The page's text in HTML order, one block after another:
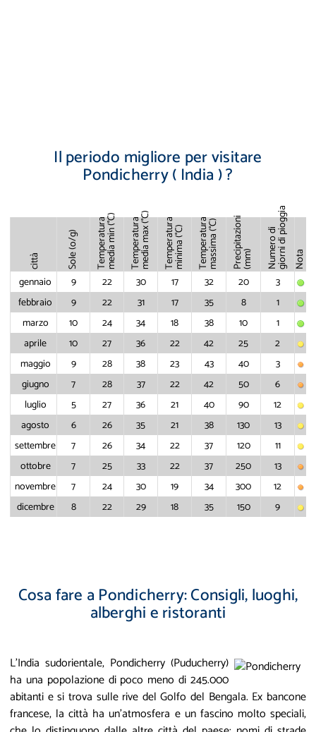
Il periodo migliore per visitare
Pondicherry ( India ) ?
città Sole (o/g) Temperaturamedia min
(°C) Temperaturamedia max
(°C) Temperaturaminima
(°C) Temperaturamassima
(°C) Precipitazioni(mm) Numero digiorni di pioggia Nota
gennaio 9 22 30 17 32 20
3
febbraio
9 22 31 17 35 8
1
marzo
10 24 34 18 38 10
1
aprile
10 27 36 22 42 25
2
maggio
9 28 38 23 43 40
3
giugno
7 28 37 22 42 50
6
luglio
5 27 36 21 40 90
12
agosto
6 26 35 21 38 130
13
settembre
7 26 34 22 37 120
11
ottobre
7 25 33 22 37 250
13
novembre
7 24 30 19 34 300
12
dicembre
8 22 29 18 35 150 9
Cosa fare a Pondicherry: Consigli, luoghi,
alberghi e ristoranti
L'India sudorientale, Pondicherry (Puducherry)
ha una popolazione di poco meno di 245.000
abitanti e si trova sulle rive del Golfo del Bengala. Ex bancone
francese, la città ha un'atmosfera e un fascino molto speciali,